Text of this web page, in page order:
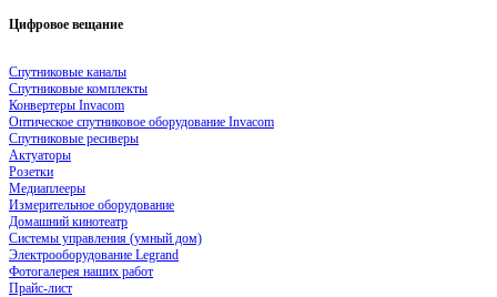
Цифровое вещание
Спутниковые каналы
Спутниковые комплекты
Конвертеры Invacom
Оптическое спутниковое оборудование Invacom
Спутниковые ресиверы
Актуаторы
Розетки
Медиаплееры
Измерительное оборудование
Домашний кинотеатр
Системы управления (умный дом)
Электрооборудование Legrand
Фотогалерея наших работ
Прайс-лист